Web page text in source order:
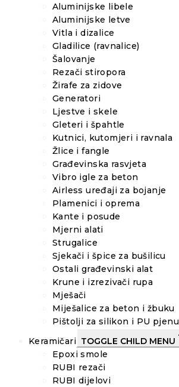
Aluminijske libele
Aluminijske letve
Vitla i dizalice
Gladilice (ravnalice)
Šalovanje
Rezači stiropora
Žirafe za zidove
Generatori
Ljestve i skele
Gleteri i špahtle
Kutnici, kutomjeri i ravnala
Žlice i fangle
Građevinska rasvjeta
Vibro igle za beton
Airless uređaji za bojanje
Plamenici i oprema
Kante i posude
Mjerni alati
Strugalice
Sjekači i špice za bušilicu
Ostali građevinski alat
Krune i izrezivači rupa
Mješači
Miješalice za beton i žbuku
Pištolji za silikon i PU pjenu
Keramičari TOGGLE CHILD MENU
Epoxi smole
RUBI rezači
RUBI dijelovi